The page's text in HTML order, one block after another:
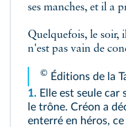
ses manches, et il a
Quelquefois, le soir,
n'est pas vain de
© Éditions de la
1. Elle est seule
le trône. Créon a
enterré en héros,